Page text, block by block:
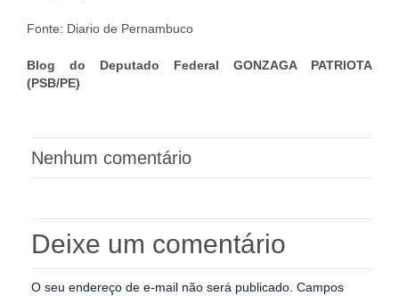
Fonte: Diario de Pernambuco
Blog do Deputado Federal GONZAGA PATRIOTA
(PSB/PE)
Nenhum comentário
Deixe um comentário
O seu endereço de e-mail não será publicado. Campos